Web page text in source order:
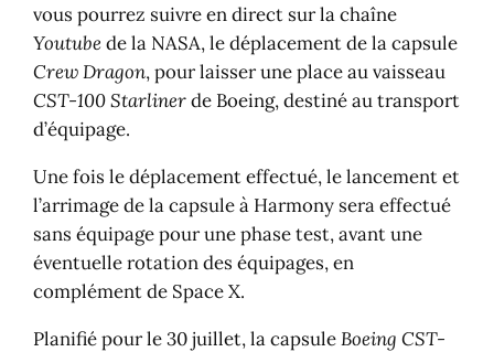
vous pourrez suivre en direct sur la chaîne
Youtubede la NASA, le déplacement de la capsule
Crew Dragon, pour laisser une place au vaisseau
CST-100 Starlinerde Boeing, destiné au transport
d’équipage.
Une fois le déplacement effectué, le lancement et
l’arrimage de la capsule à Harmony sera effectué
sans équipage pour une phase test, avant une
éventuelle rotation des équipages, en
complément de Space X.
Planifié pour le 30 juillet, la capsuleBoeing CST-